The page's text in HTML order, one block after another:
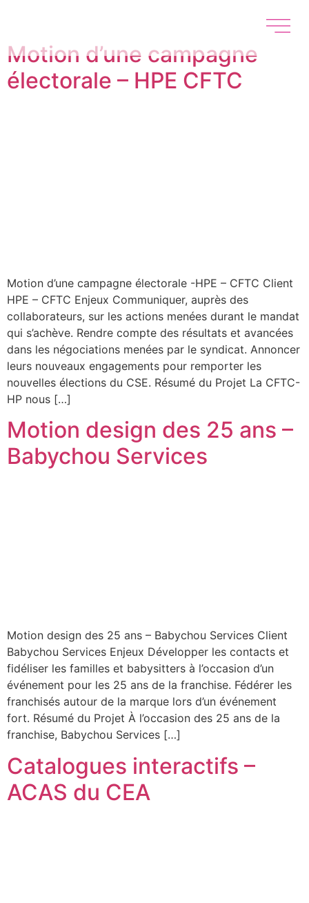
Motion d’une campagne
électorale – HPE CFTC
Motion d’une campagne électorale -HPE – CFTC Client
HPE – CFTC Enjeux Communiquer, auprès des
collaborateurs, sur les actions menées durant le mandat
qui s’achève. Rendre compte des résultats et avancées
dans les négociations menées par le syndicat. Annoncer
leurs nouveaux engagements pour remporter les
nouvelles élections du CSE. Résumé du Projet La CFTC-
HP nous […]
Motion design des 25 ans –
Babychou Services
Motion design des 25 ans – Babychou Services Client
Babychou Services Enjeux Développer les contacts et
fidéliser les familles et babysitters à l’occasion d’un
événement pour les 25 ans de la franchise. Fédérer les
franchisés autour de la marque lors d’un événement
fort. Résumé du Projet À l’occasion des 25 ans de la
franchise, Babychou Services […]
Catalogues interactifs –
ACAS du CEA